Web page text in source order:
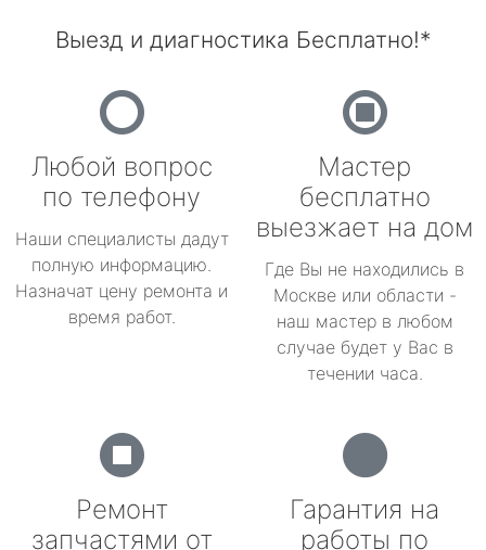
Выезд и диагностика Бесплатно!*
Любой вопрос
по телефону
Наши специалисты дадут
полную информацию.
Назначат цену ремонта и
время работ.
Мастер
бесплатно
выезжает на дом
Где Вы не находились в
Москве или области -
наш мастер в любом
случае будет у Вас в
течении часа.
Ремонт
запчастями от
Гарантия на
работы по